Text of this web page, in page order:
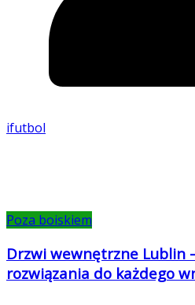
ifutbol
Poza boiskiem
Drzwi wewnętrzne Lublin
rozwiązania do każdego